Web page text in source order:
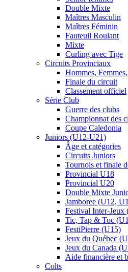
Double Mixte
Maîtres Masculin
Maîtres Féminin
Fauteuil Roulant
Mixte
Curling avec Tige
Circuits Provinciaux
Hommes,
Finale du circuit
Classement officiel
Série Club
Guerre des clubs
Championnat des
Coupe Caledonia
Juniors (U12-U21)
Âge et catégories
Circuits Juniors
Tournois et finale
Provincial U18
Provincial U20
Double Mixte
Jamboree (U12,
Festival Inter-Jeux
Tic, Tap & Toc
FestiPierre (U15)
Jeux du Québec
Jeux du Canada
Aide financière et
Colts